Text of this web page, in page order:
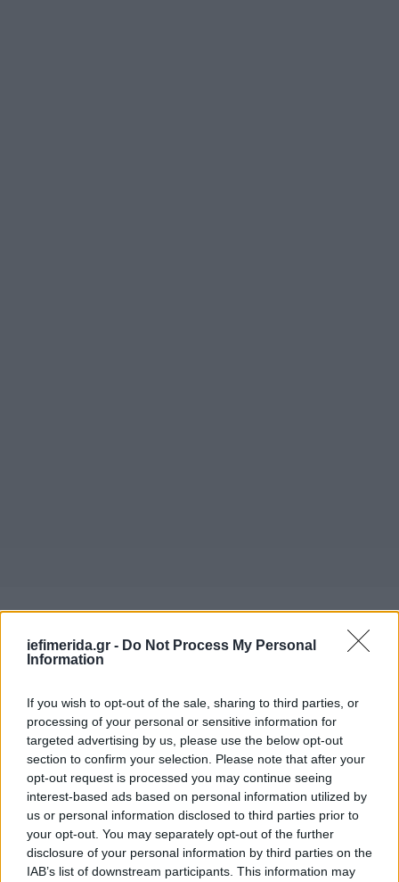
iefimerida.gr - Do Not Process My Personal
Information
If you wish to opt-out of the sale, sharing to third parties, or
processing of your personal or sensitive information for
targeted advertising by us, please use the below opt-out
section to confirm your selection. Please note that after your
opt-out request is processed you may continue seeing
interest-based ads based on personal information utilized by
us or personal information disclosed to third parties prior to
your opt-out. You may separately opt-out of the further
disclosure of your personal information by third parties on the
IAB’s list of downstream participants. This information may